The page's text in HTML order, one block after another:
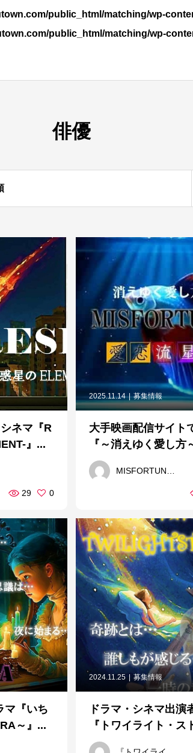
public_html/matching/wp-
public_html/matching/wp-
俳優
ネマ『R
』...
29 0
2025.11.14 募集情報
大手映画配信サイト
『～消えゆく愛し方
マ『いち
～』...
2024.11.25 募集情報
ドラマ・シネマ出演
『トワイライト・ス